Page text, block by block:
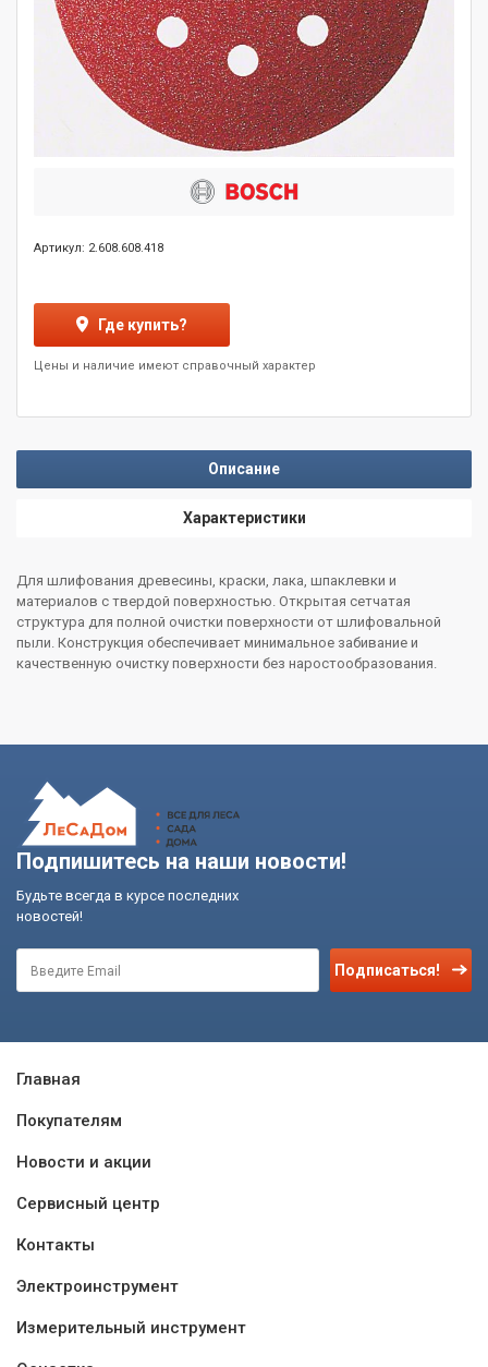
Артикул: 2.608.608.418
Где купить?
Цены и наличие имеют справочный характер
Описание
Характеристики
Для шлифования древесины, краски, лака, шпаклевки и
материалов с твердой поверхностью. Открытая сетчатая
структура для полной очистки поверхности от шлифовальной
пыли. Конструкция обеспечивает минимальное забивание и
качественную очистку поверхности без наростообразования.
Подпишитесь на наши новости!
Будьте всегда в курсе последних
новостей!
Подписаться!
Главная
Покупателям
Новости и акции
Сервисный центр
Контакты
Электроинструмент
Измерительный инструмент